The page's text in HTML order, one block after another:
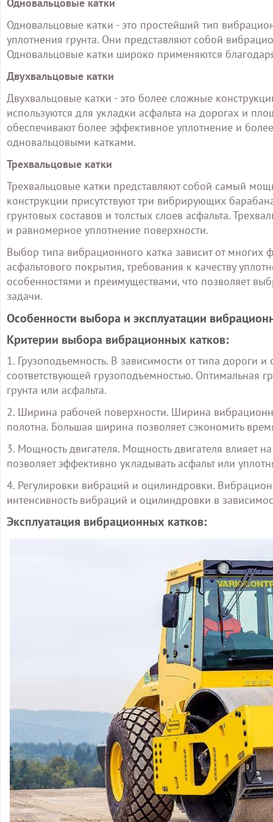
Одновальцовые катки - это простейший тип
уплотнения грунта. Они представляют собой
Одновальцовые катки широко применяются
Двухвальцовые катки
Двухвальцовые катки - это более сложные
используются для укладки асфальта на дорогах и
обеспечивают более эффективное уплотнение и
одновальцовыми катками.
Трехвальцовые катки
Трехвальцовые катки представляют собой самый
конструкции присутствуют три вибрирующих
грунтовых составов и толстых слоев асфальта.
и равномерное уплотнение поверхности.
Выбор типа вибрационного катка зависит от многих
асфальтового покрытия, требования к качеству
особенностями и преимуществами, что позволяет
задачи.
Особенности выбора и эксплуатации
Критерии выбора вибрационных катков:
1. Грузоподъемность. В зависимости от типа
соответствующей грузоподъемностью. Оптимальная
грунта или асфальта.
2. Ширина рабочей поверхности. Ширина
полотна. Большая ширина позволяет сэкономить
3. Мощность двигателя. Мощность двигателя влияет
позволяет эффективно укладывать асфальт или
4. Регулировки вибраций и оцилиндровки.
интенсивность вибраций и оцилиндровки в
Эксплуатация вибрационных катков: